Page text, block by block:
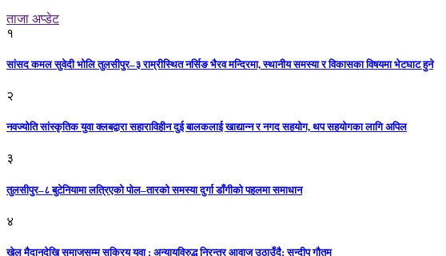
ताजा अप्डेट
१
सांसद कमल सुवेदी भोलि तुलसीपुर–३ राम्रीस्थित नर्सिङ भैरव मन्दिरमा, स्थानीय समस्या र विकासका विषयमा भेटघाट हुने
२
नवज्योति सांस्कृतिक युवा क्लबद्वारा सहाराविहीन दुई बालकलाई खाद्यान्न र नगद सहयोग, थप सहयोगका लागि अपिल
३
तुलसीपुर–८ बुटेनियामा लत्रिएको पोल–तारको समस्या दुर्गा डाँगीको पहलमा समाधान
४
खेल मैदानदेखि समाजसम्म सक्रिय युवा : अन्यायविरुद्ध निरन्तर आवाज उठाउँदै: सन्दीप गौतम